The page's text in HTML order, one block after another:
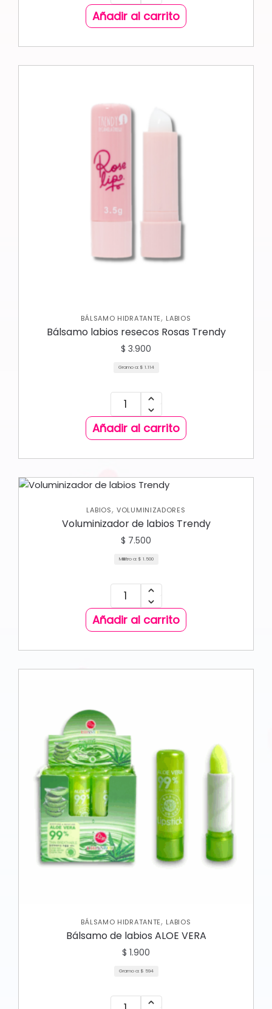
Añadir al carrito
BÁLSAMO HIDRATANTE, LABIOS
Bálsamo labios resecos Rosas Trendy
$ 3.900
Gramo a: $ 1.114
Añadir al carrito
LABIOS,VOLUMINIZADORES
Voluminizador de labios Trendy
$ 7.500
Mililitro a: $ 1.500
Añadir al carrito
BÁLSAMO HIDRATANTE, LABIOS
Bálsamo de labios ALOE VERA
$ 1.900
Gramo a: $ 594